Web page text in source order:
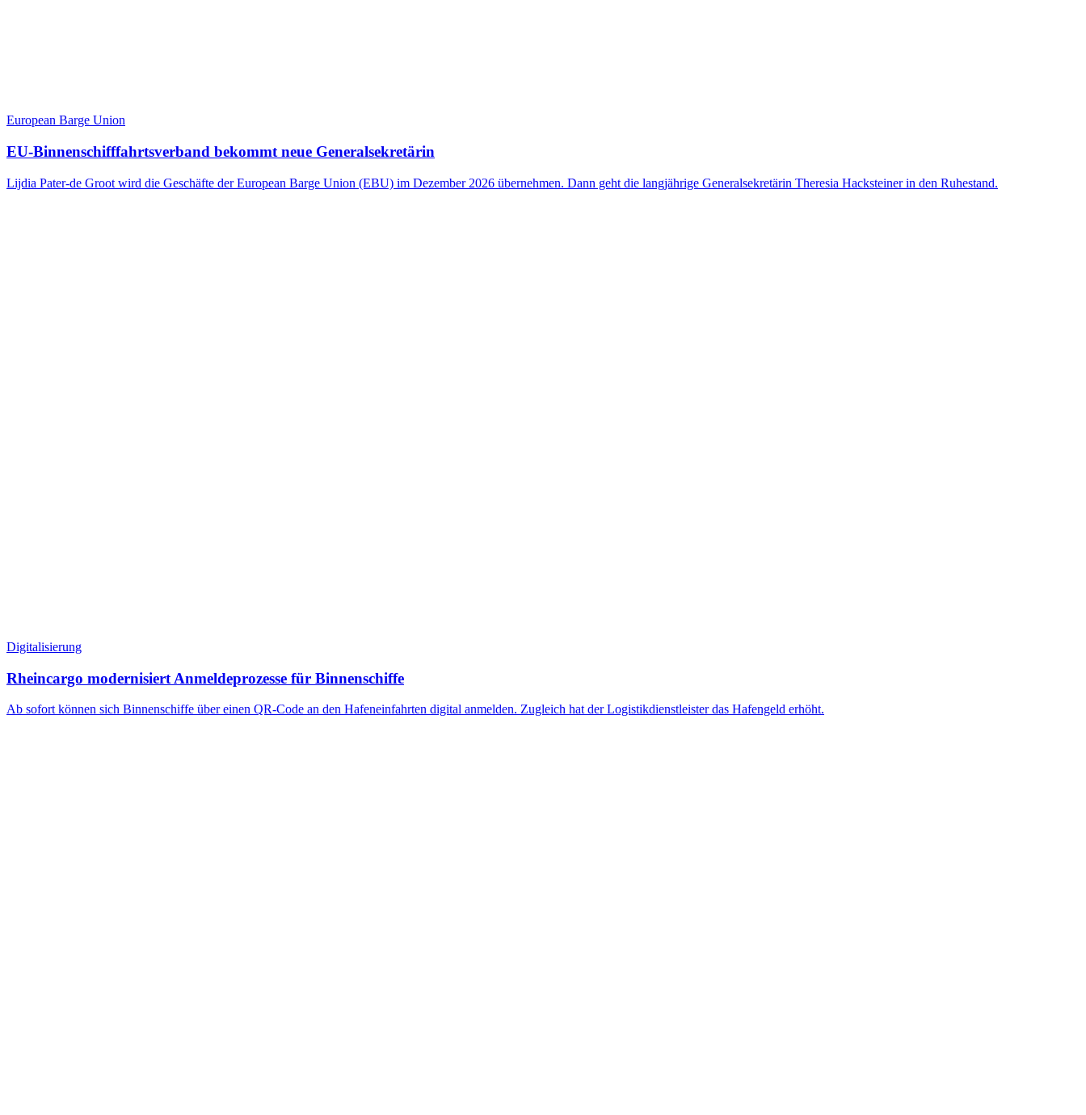
European Barge Union
EU-Binnenschifffahrtsverband bekommt neue Generalsekretärin
Lijdia Pater-de Groot wird die Geschäfte der European Barge Union (EBU) im Dezember 2026 übernehmen. Dann geht die langjährige Generalsekretärin Theresia Hacksteiner in den Ruhestand.
Digitalisierung
Rheincargo modernisiert Anmeldeprozesse für Binnenschiffe
Ab sofort können sich Binnenschiffe über einen QR-Code an den Hafeneinfahrten digital anmelden. Zugleich hat der Logistikdienstleister das Hafengeld erhöht.